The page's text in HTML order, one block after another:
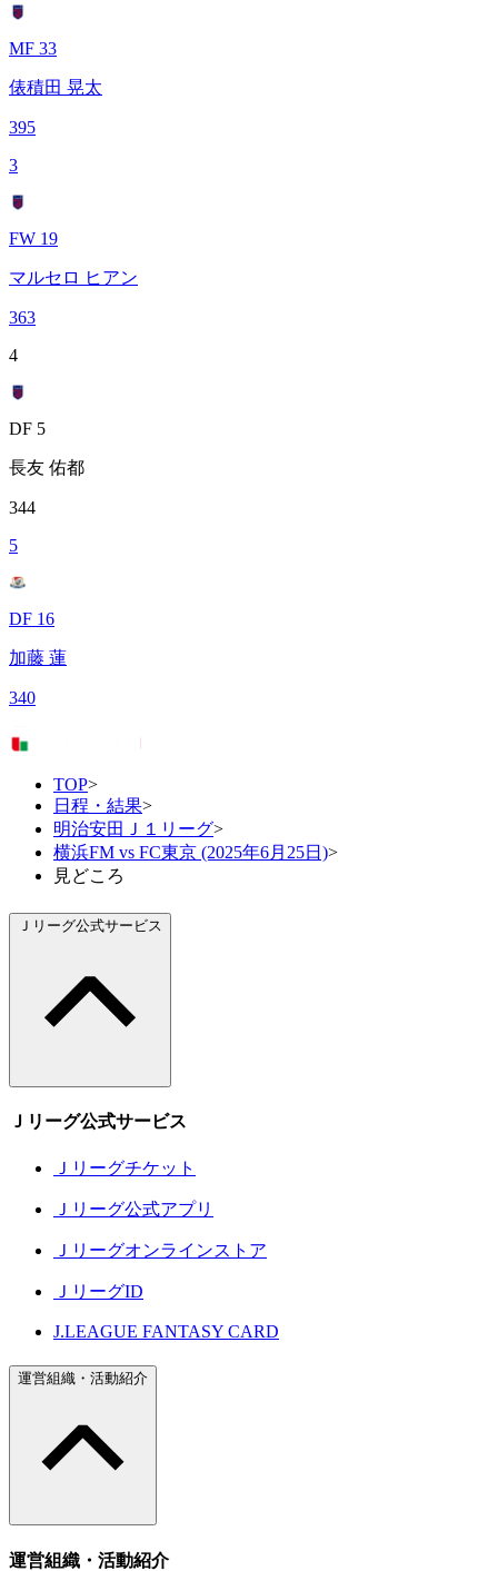
MF 33
俵積田 晃太
395
3
FW 19
マルセロ ヒアン
363
4
DF 5
長友 佑都
344
5
DF 16
加藤 蓮
340
TOP>
日程・結果>
明治安田Ｊ１リーグ>
横浜FM vs FC東京 (2025年6月25日)>
見どころ
Ｊリーグ公式サービス
Ｊリーグ公式サービス
Ｊリーグチケット
Ｊリーグ公式アプリ
Ｊリーグオンラインストア
ＪリーグID
J.LEAGUE FANTASY CARD
運営組織・活動紹介
運営組織・活動紹介